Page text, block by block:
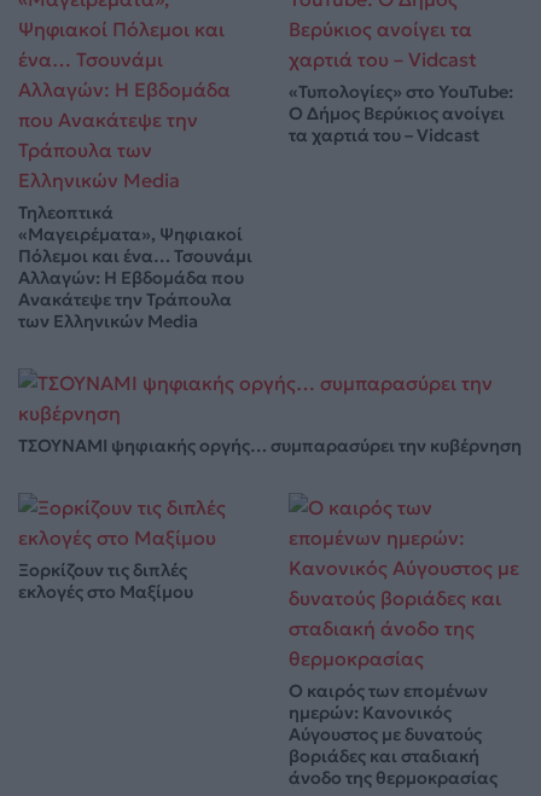
Τηλεοπτικά
«Μαγειρέματα», Ψηφιακοί
Πόλεμοι και ένα… Τσουνάμι
Αλλαγών: Η Εβδομάδα που
Ανακάτεψε την Τράπουλα
των Ελληνικών Media
«Τυπολογίες» στο YouTube:
Ο Δήμος Βερύκιος ανοίγει
τα χαρτιά του – Vidcast
ΤΣΟΥΝΑΜΙ ψηφιακής οργής… συμπαρασύρει την κυβέρνηση
Ξορκίζουν τις διπλές
εκλογές στο Μαξίμου
Ο καιρός των επομένων
ημερών: Κανονικός
Αύγουστος με δυνατούς
βοριάδες και σταδιακή
άνοδο της θερμοκρασίας